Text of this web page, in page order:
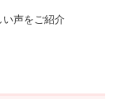
い声をご紹介